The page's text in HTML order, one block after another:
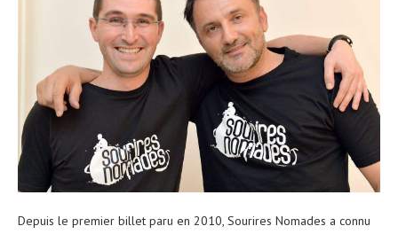
Depuis le premier billet paru en 2010, Sourires Nomades a connu